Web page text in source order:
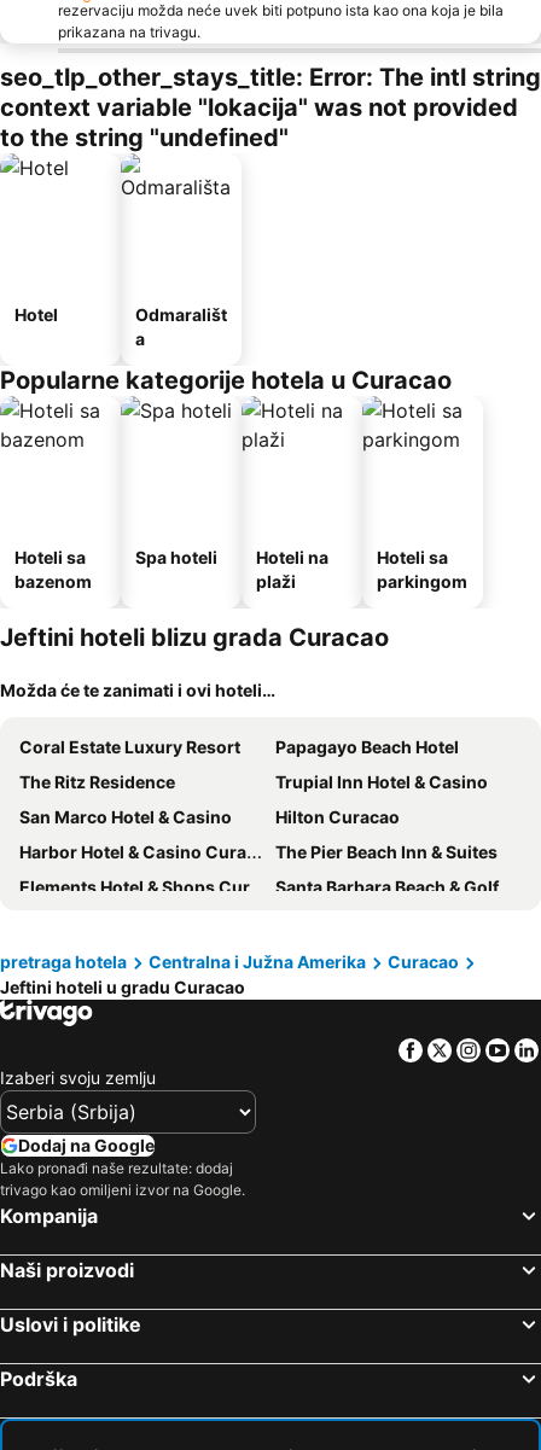
rezervaciju možda neće uvek biti potpuno ista kao ona koja je bila
prikazana na trivagu.
seo_tlp_other_stays_title: Error: The intl string
context variable "lokacija" was not provided
to the string "undefined"
Hotel
Odmarališt
a
Popularne kategorije hotela u Curacao
Hoteli sa
bazenom
Spa hoteli
Hoteli na
plaži
Hoteli sa
parkingom
Jeftini hoteli blizu grada Curacao
Možda će te zanimati i ovi hoteli…
Coral Estate Luxury Resort
Papagayo Beach Hotel
The Ritz Residence
Trupial Inn Hotel & Casino
San Marco Hotel & Casino
Hilton Curacao
Harbor Hotel & Casino Curacao
The Pier Beach Inn & Suites
Elements Hotel & Shops Curaçao
Santa Barbara Beach & Golf Resort Curaçao
pretraga hotela
Centralna i Južna Amerika
Curacao
Jeftini hoteli u gradu Curacao
Facebook
Twitter
Izaberi svoju zemlju
Dodaj na Google
Lako pronađi naše rezultate: dodaj
trivago kao omiljeni izvor na Google.
Kompanija
Naši proizvodi
Uslovi i politike
Podrška